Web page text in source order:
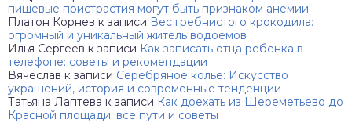
пищевые пристрастия могут быть признаком анемии
Платон Корнев к записи Вес гребнистого крокодила:
огромный и уникальный житель водоемов
Илья Сергеев к записи Как записать отца ребенка в
телефоне: советы и рекомендации
Вячеслав к записи Серебряное колье: Искусство
украшений, история и современные тенденции
Татьяна Лаптева к записи Как доехать из Шереметьево до
Красной площади: все пути и советы